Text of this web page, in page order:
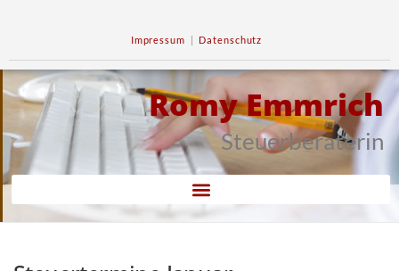
Impressum | Datenschutz
Romy Emmrich
Steuerberaterin